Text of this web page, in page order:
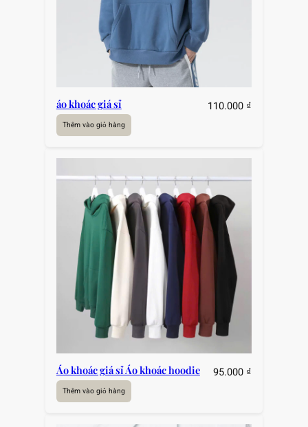
áo khoác giá sỉ 110.000 ₫
Thêm vào giỏ hàng
Áo khoác giá sỉ Áo khoác hoodie 95.000 ₫
Thêm vào giỏ hàng